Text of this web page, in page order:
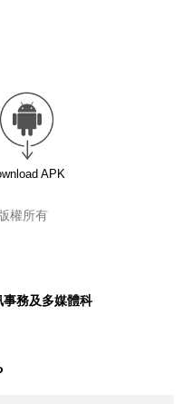
APK
權所有
務及多媒體科